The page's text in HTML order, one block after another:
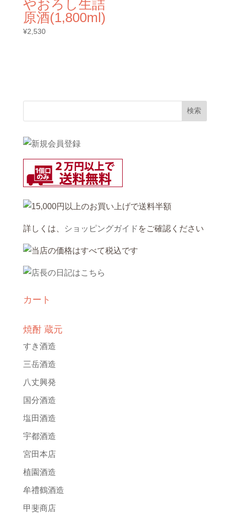
やおろし生詰
原酒(1,800ml)
¥2,530
詳しくは、 ショッピングガイド をご確認ください
カート
焼酎 蔵元
すき酒造
三岳酒造
八丈興発
国分酒造
塩田酒造
宇都酒造
宮田本店
植園酒造
牟禮鶴酒造
甲斐商店